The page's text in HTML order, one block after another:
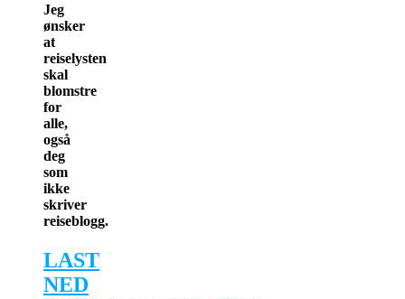
Jeg
ønsker
at
reiselysten
skal
blomstre
for
alle,
også
deg
som
ikke
skriver
reiseblogg.
LAST
NED